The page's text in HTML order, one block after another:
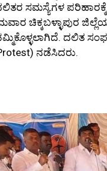
ಸಮಸ್ಯೆಗಳ
ಚಿಕ್ಕಬಳ್ಳಾಪುರ ಜಿಲ್ಲೆಯ
ದಲಿತ
ನಡೆಸಿದರು.